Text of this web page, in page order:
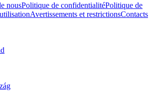
nousPolitique de confidentialitéPolitique de
Avertissements et restrictionsContacts